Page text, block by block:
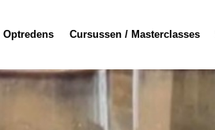
Optredens Cursussen / Masterclasses